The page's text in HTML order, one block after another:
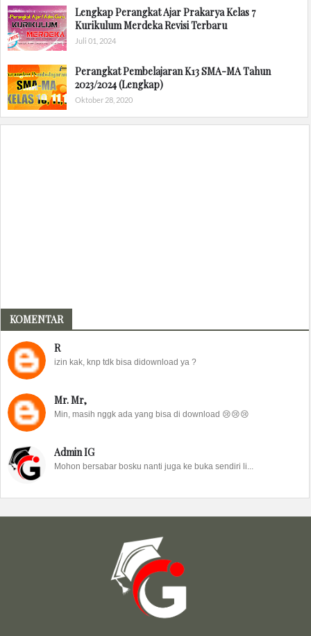
Lengkap Perangkat Ajar Prakarya Kelas 7
Kurikulum Merdeka Revisi Terbaru
Juli 01, 2024
Perangkat Pembelajaran K13 SMA-MA Tahun
2023/2024 (Lengkap)
Oktober 28, 2020
KOMENTAR
R
izin kak, knp tdk bisa didownload ya ?
Mr. Mr,
Min, masih nggk ada yang bisa di download 😢😢😢
Admin IG
Mohon bersabar bosku nanti juga ke buka sendiri li...